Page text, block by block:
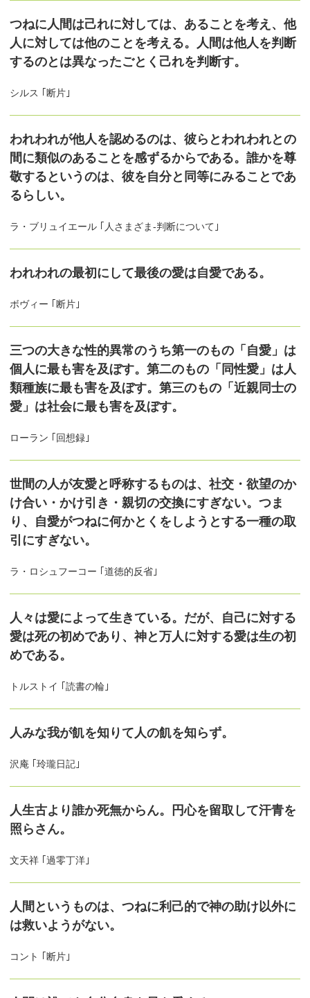
つねに人間は己れに対しては、あることを考え、他
人に対しては他のことを考える。人間は他人を判断
するのとは異なったごとく己れを判断す。
シルス ｢断片｣
われわれが他人を認めるのは、彼らとわれわれとの
間に類似のあることを感ずるからである。誰かを尊
敬するというのは、彼を自分と同等にみることであ
るらしい。
ラ・ブリュイエール ｢人さまざま-判断について｣
われわれの最初にして最後の愛は自愛である。
ボヴィー ｢断片｣
三つの大きな性的異常のうち第一のもの「自愛」は
個人に最も害を及ぼす。第二のもの「同性愛」は人
類種族に最も害を及ぼす。第三のもの「近親同士の
愛」は社会に最も害を及ぼす。
ローラン ｢回想録｣
世間の人が友愛と呼称するものは、社交・欲望のか
け合い・かけ引き・親切の交換にすぎない。つま
り、自愛がつねに何かとくをしようとする一種の取
引にすぎない。
ラ・ロシュフーコー ｢道徳的反省｣
人々は愛によって生きている。だが、自己に対する
愛は死の初めであり、神と万人に対する愛は生の初
めである。
トルストイ ｢読書の輪｣
人みな我が飢を知りて人の飢を知らず。
沢庵 ｢玲瓏日記｣
人生古より誰か死無からん。円心を留取して汗青を
照らさん。
文天祥 ｢過零丁洋｣
人間というものは、つねに利己的で神の助け以外に
は救いようがない。
コント ｢断片｣